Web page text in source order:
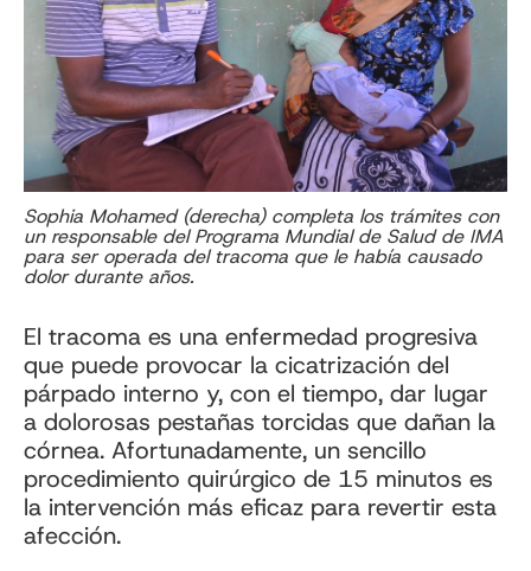
Sophia Mohamed (derecha) completa los trámites con
un responsable del Programa Mundial de Salud de IMA
para ser operada del tracoma que le había causado
dolor durante años.
El tracoma es una enfermedad progresiva
que puede provocar la cicatrización del
párpado interno y, con el tiempo, dar lugar
a dolorosas pestañas torcidas que dañan la
córnea. Afortunadamente, un sencillo
procedimiento quirúrgico de 15 minutos es
la intervención más eficaz para revertir esta
afección.